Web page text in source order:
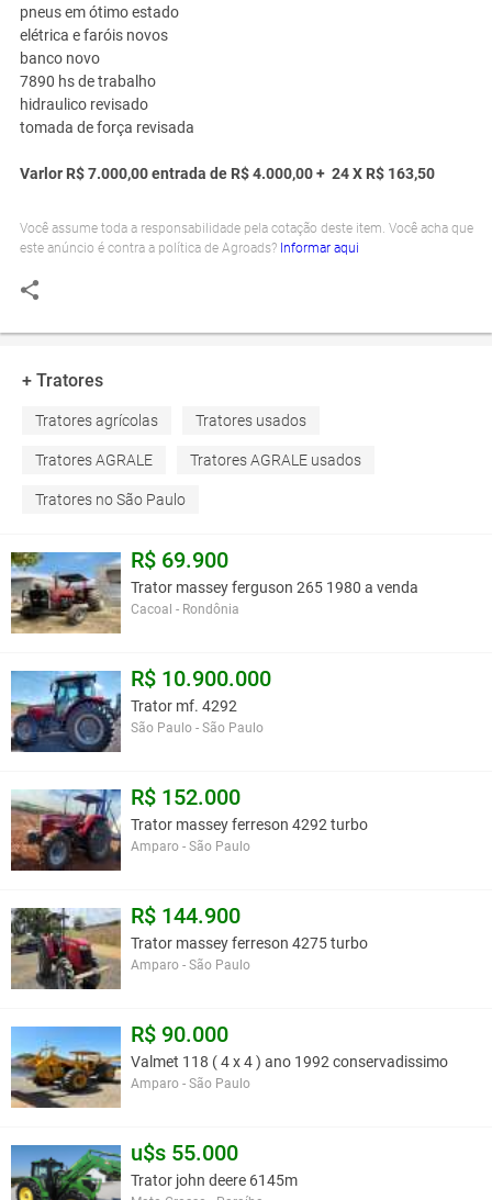
pneus em ótimo estado
elétrica e faróis novos
banco novo
7890 hs de trabalho
hidraulico revisado
tomada de força revisada
Varlor R$ 7.000,00 entrada de R$ 4.000,00 + 24 X R$ 163,50
Você assume toda a responsabilidade pela cotação deste item. Você acha que
este anúncio é contra a política de Agroads? Informar aqui
+ Tratores
Tratores agrícolas Tratores usados
Tratores AGRALE Tratores AGRALE usados
Tratores no São Paulo
R$ 69.900
Trator massey ferguson 265 1980 a venda
Cacoal - Rondônia
R$ 10.900.000
Trator mf. 4292
São Paulo - São Paulo
R$ 152.000
Trator massey ferreson 4292 turbo
Amparo - São Paulo
R$ 144.900
Trator massey ferreson 4275 turbo
Amparo - São Paulo
R$ 90.000
Valmet 118 ( 4 x 4 ) ano 1992 conservadissimo
Amparo - São Paulo
u$s 55.000
Trator john deere 6145m